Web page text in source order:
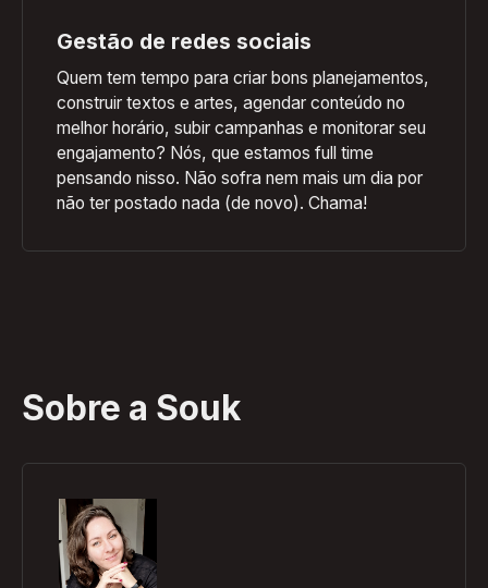
Gestão de redes sociais
Quem tem tempo para criar bons planejamentos,
construir textos e artes, agendar conteúdo no
melhor horário, subir campanhas e monitorar seu
engajamento? Nós, que estamos full time
pensando nisso. Não sofra nem mais um dia por
não ter postado nada (de novo). Chama!
Sobre a Souk